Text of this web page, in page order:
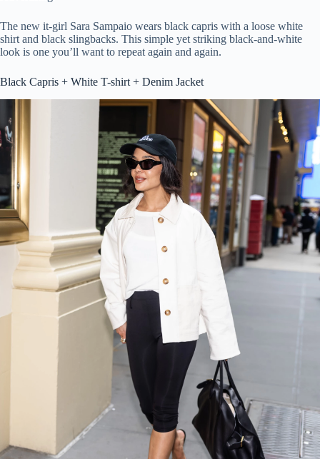
The new it-girl Sara Sampaio wears black capris with a loose white
shirt and black slingbacks. This simple yet striking black-and-white
look is one you’ll want to repeat again and again.
Black Capris + White T-shirt + Denim Jacket